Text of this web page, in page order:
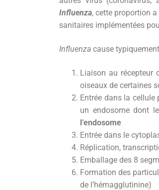
Influenza, cette proportion
sanitaires implémentées
Influenza cause
Liaison au récepteur
oiseaux de certaines
Entrée dans la cellule
un endosome dont
l’endosome
Entrée dans le
Réplication,
Emballage des 8
Formation des
de l’hémagglutinine)